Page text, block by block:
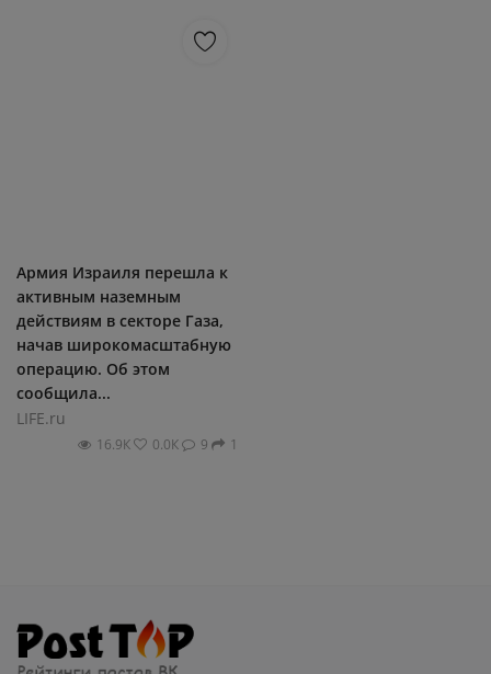
Армия Израиля перешла к
активным наземным
действиям в секторе Газа,
начав широкомасштабную
операцию. Об этом
сообщила...
LIFE.ru
16.9К 0.0К 9 1